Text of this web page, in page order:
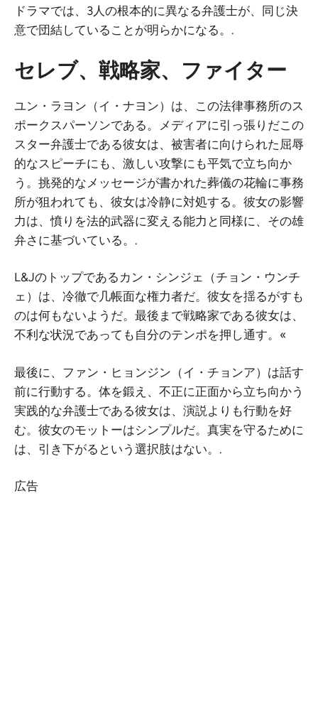
ドラマでは、3人の根本的に異なる弁護士が、同じ決
意で団結していることが明らかになる。.
セレブ、戦略家、ファイター
ユン・ラヨン（イ・ナヨン）は、この法律事務所のス
ポークスパーソンである。メディアに引っ張りだこの
スター弁護士である彼女は、被害者に向けられた屈辱
的なスピーチにも、激しい攻撃にも平気で立ち向か
う。挑発的なメッセージが書かれた葬儀の花輪に事務
所が狙われても、彼女は冷静に対処する。彼女の影響
力は、憤りを法的武器に変える能力と同様に、その雄
弁さに基づいている。.
L&Jのトップであるカン・シンジェ（チョン・ウンチ
ェ）は、冷徹で几帳面な権力者だ。彼女を揺るがすも
のは何もないようだ。最後まで戦略家である彼女は、
不利な状況であっても自分のテンポを押し通す。«
最後に、ファン・ヒョンジン（イ・チョンア）は話す
前に行動する。体を鍛え、不正に正面から立ち向かう
実践的な弁護士である彼女は、演説よりも行動を好
む。彼女のモットーはシンプルだ。真実を守るために
は、引き下がるという選択肢はない。.
広告